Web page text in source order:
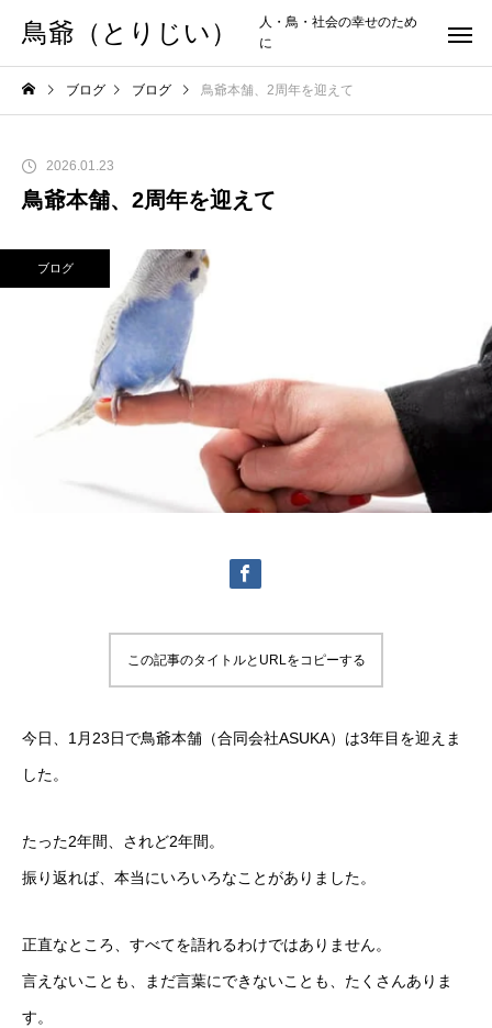
鳥爺（とりじい）
人・鳥・社会の幸せのため
に
ブログ ブログ 鳥爺本舗、2周年を迎えて
2026.01.23
鳥爺本舗、2周年を迎えて
ブログ
この記事のタイトルとURLをコピーする
今日、1月23日で鳥爺本舗（合同会社ASUKA）は3年目を迎えま
した。
たった2年間、されど2年間。
振り返れば、本当にいろいろなことがありました。
正直なところ、すべてを語れるわけではありません。
言えないことも、まだ言葉にできないことも、たくさんありま
す。